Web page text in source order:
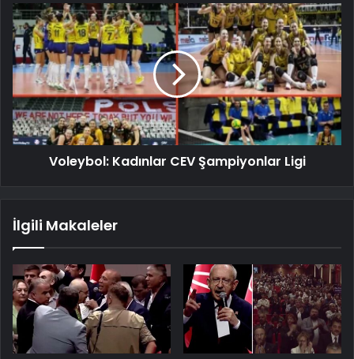
Voleybol: Kadınlar CEV Şampiyonlar Ligi
İlgili Makaleler